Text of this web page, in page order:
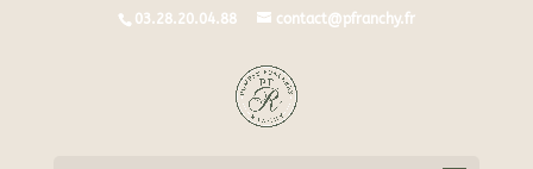
03.28.20.04.88 contact@pfranchy.fr